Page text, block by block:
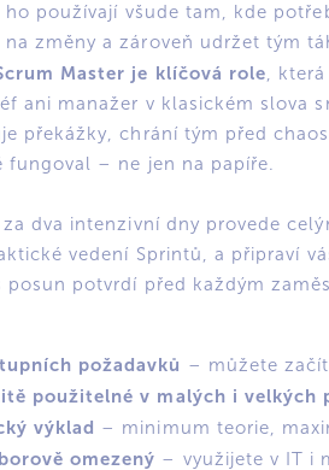
ho používají všude tam, kde
na změny a zároveň udržet tým
Master je klíčová role ,
ani manažer v klasickém slova
překážky, chrání tým před
fungoval – ne jen na papíře.
za dva intenzivní dny provede
vedení Sprintů, a připraví
posun potvrdí před každým
požadavků – můžete
použitelné v malých i velkých
výklad – minimum teorie,
omezený – využijete v IT i